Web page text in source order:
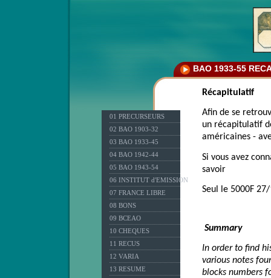
BAO 1933-55
01 PRECURSEURS
02 BAO 1903-32
03 BAO 1933-45
04 BAO 1942-44
05 BAO 1943-54
06 INSTITUT d'EMISSION
07 FRANCE LIBRE
08 BONS
09 BCEAO
10 CHEQUES
11 RECUS
12 VARIA
13 RESUME
Récapitulatif
Afin de se
un récapitulatif
américaines -
Si vous avez
savoir
Seul le 5000F
Summary
In order to find
various notes
blocks numbers